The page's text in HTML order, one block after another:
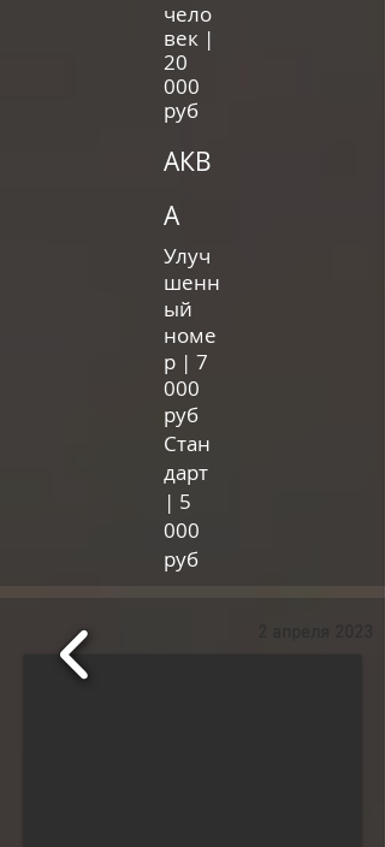
чело
век |
20
000
руб
АКВ
А
Улуч
шенн
ый
номе
р | 7
000
руб
Стан
дарт
| 5
000
руб